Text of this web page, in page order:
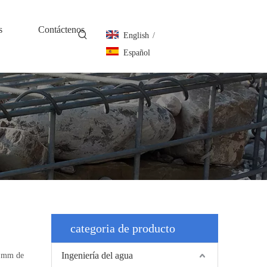
Contáctenos
English /
Español
de
categoria de producto
Ingeniería del agua